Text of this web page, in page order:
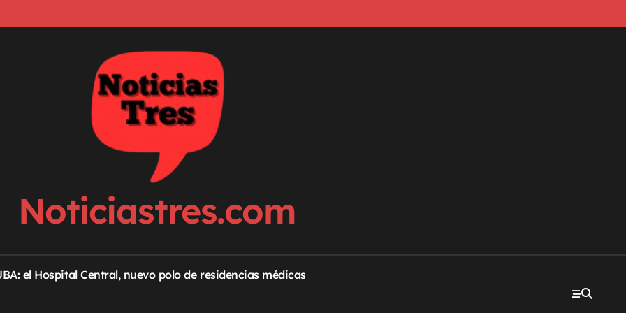
Noticiastres.com
el Hospital Central, nuevo polo de residencias médicas